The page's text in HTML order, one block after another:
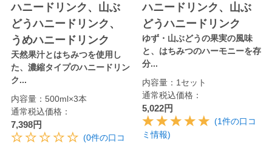
ハニードリンク、山ぶ
どうハニードリンク、
うめハニードリンク
天然果汁とはちみつを使用し
た、濃縮タイプのハニードリン
ク...
内容量：500ml×3本
通常税込価格：
7,398円
(0件の口コ
ハニードリンク、山ぶ
どうハニードリンク
ゆず・山ぶどうの果実の風味
と、はちみつのハーモニーを存
分...
内容量：1セット
通常税込価格：
5,022円
(1件の口コ
ミ情報)